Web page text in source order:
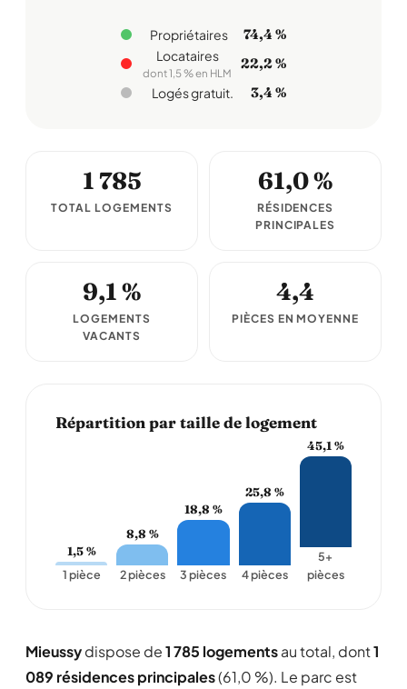
Propriétaires 74,4 %
Locataires
dont 1,5 % en HLM
22,2 %
Logés gratuit. 3,4 %
1 785
TOTAL LOGEMENTS
61,0 %
RÉSIDENCES
PRINCIPALES
9,1 %
LOGEMENTS
VACANTS
4,4
PIÈCES EN MOYENNE
Répartition par taille de logement
1,5 %
1 pièce
8,8 %
2 pièces
18,8 %
3 pièces
25,8 %
4 pièces
45,1 %
5+
pièces
Mieussydispose de1 785 logementsau total, dont1
089 résidences principales(61,0 %). Le parc est